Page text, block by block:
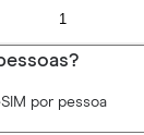
1
por pessoa